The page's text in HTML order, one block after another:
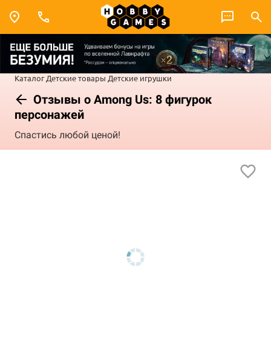
Каталог Детские товары Детские игрушки
Отзывы о Among Us: 8 фигурок
персонажей
Спастись любой ценой!